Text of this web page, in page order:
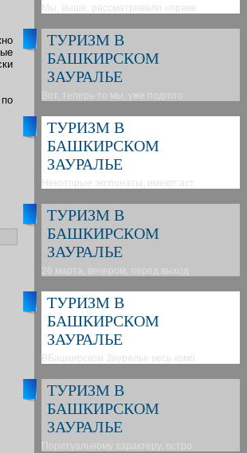
Мы, выше, рассматривали «праве
ТУРИЗМ В
БАШКИРСКОМ
ЗАУРАЛЬЕ
Вот, теперь-то мы, уже подгото
ТУРИЗМ В
БАШКИРСКОМ
ЗАУРАЛЬЕ
Некоторые экспонаты, имеют аст
ТУРИЗМ В
БАШКИРСКОМ
ЗАУРАЛЬЕ
26 марта, вечером, перед выход
ТУРИЗМ В
БАШКИРСКОМ
ЗАУРАЛЬЕ
ВБашкирском Зауралье весь комп
ТУРИЗМ В
БАШКИРСКОМ
ЗАУРАЛЬЕ
Поритуальному характеру, остро